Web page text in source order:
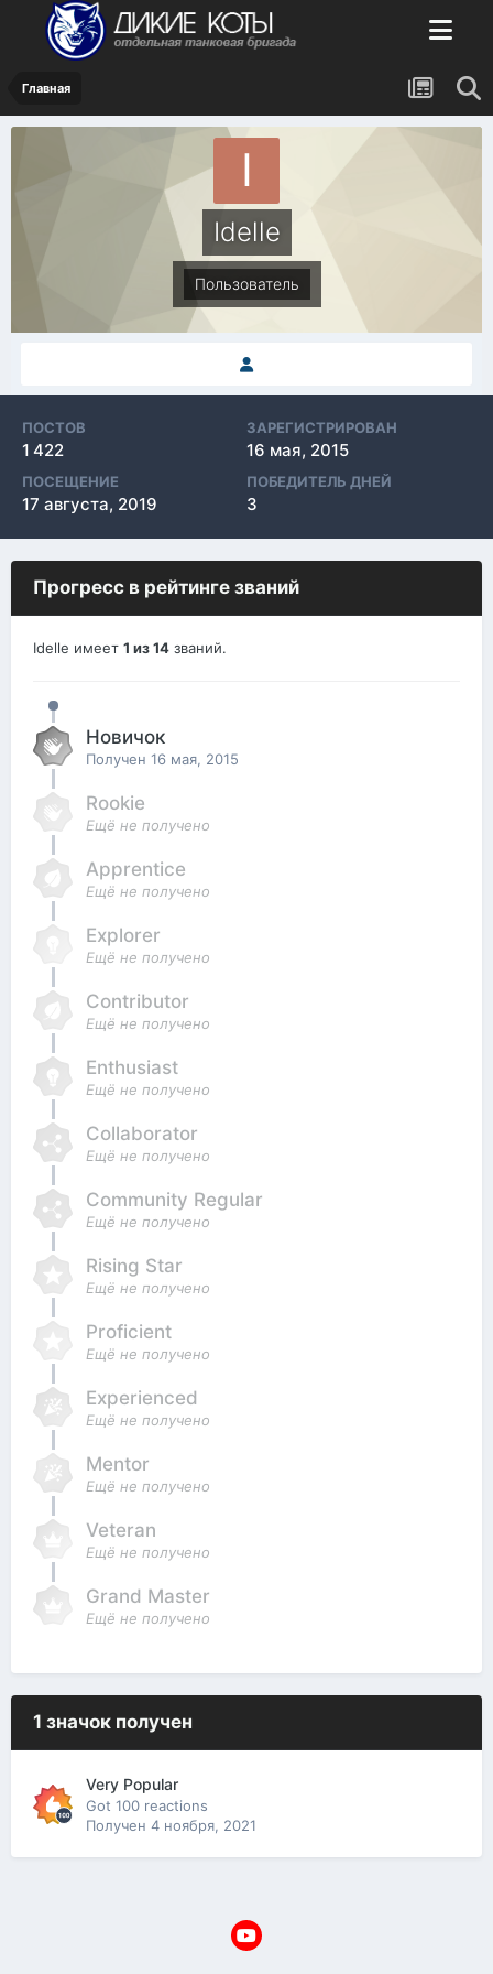
Главная
Idelle
Пользователь
ПОСТОВ
1 422
ЗАРЕГИСТРИРОВАН
16 мая, 2015
ПОСЕЩЕНИЕ
17 августа, 2019
ПОБЕДИТЕЛЬ ДНЕЙ
3
Прогресс в рейтинге званий
Idelle имеет 1 из 14 званий.
Новичок
Получен 16 мая, 2015
Rookie
Ещё не получено
Apprentice
Ещё не получено
Explorer
Ещё не получено
Contributor
Ещё не получено
Enthusiast
Ещё не получено
Collaborator
Ещё не получено
Community Regular
Ещё не получено
Rising Star
Ещё не получено
Proficient
Ещё не получено
Experienced
Ещё не получено
Mentor
Ещё не получено
Veteran
Ещё не получено
Grand Master
Ещё не получено
1 значок получен
Very Popular
Got 100 reactions
Получен 4 ноября, 2021